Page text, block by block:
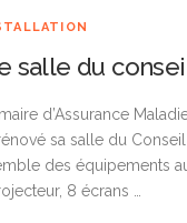
salle du
d’Assurance
sa salle du
des équipements
8 écrans …